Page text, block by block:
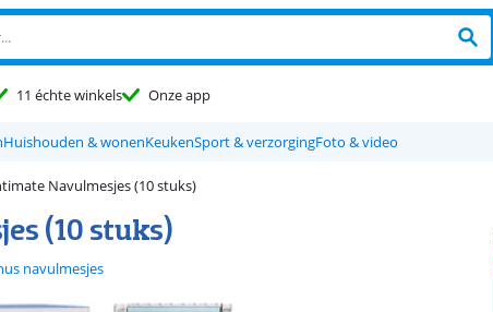
11 échte winkels Onze app
Huishouden & wonenKeukenSport & verzorgingFoto & video
Navulmesjes (10 stuks)
(10 stuks)
navulmesjes